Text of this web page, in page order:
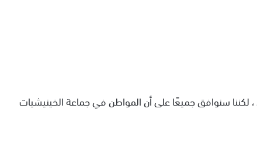
سنوافق جميعًا على أن المواطن في جماعة الخينيشيات